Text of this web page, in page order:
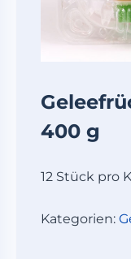
400 g
12 Stück pro
Kategorien: